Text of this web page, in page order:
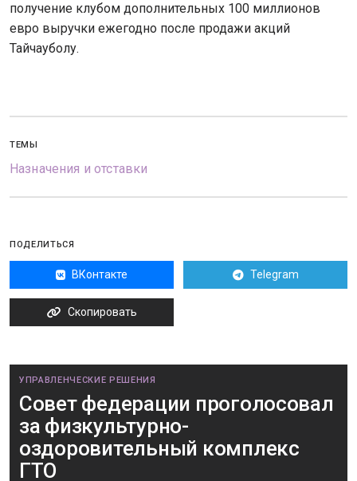
получение клубом дополнительных 100 миллионов
евро выручки ежегодно после продажи акций
Тайчауболу.
ТЕМЫ
Назначения и отставки
ПОДЕЛИТЬСЯ
ВКонтакте Telegram
Скопировать
УПРАВЛЕНЧЕСКИЕ РЕШЕНИЯ
Совет федерации проголосовал
за физкультурно-
оздоровительный комплекс
ГТО